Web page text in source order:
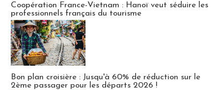
Coopération France-Vietnam : Hanoï veut séduire les
professionnels français du tourisme
Bon plan croisière : Jusqu'à 60% de réduction sur le
2ème passager pour les départs 2026 !